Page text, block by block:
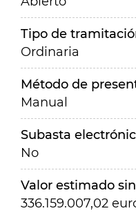
Tipo de
Ordinaria
Método de
Manual
Subasta
No
Valor estimado
336.159.007,02